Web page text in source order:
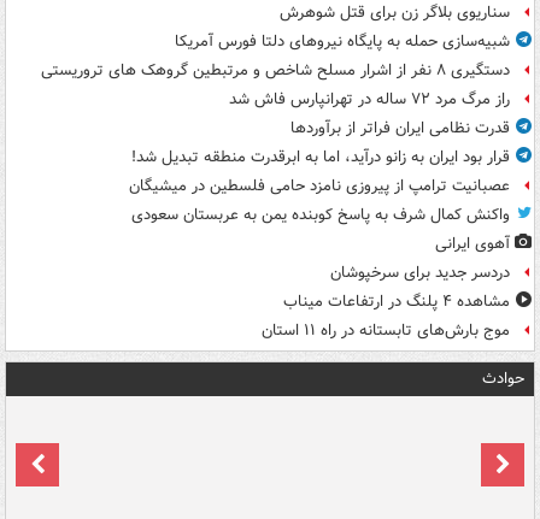
سناریوی بلاگر زن برای قتل شوهرش
شبیه‌سازی حمله به پایگاه نیروهای دلتا فورس آمریکا
دستگیری ۸ نفر از اشرار مسلح شاخص و مرتبطین گروهک های تروریستی
راز مرگ مرد ۷۲ ساله در تهرانپارس فاش شد
قدرت نظامی ایران فراتر از برآوردها
قرار بود ایران به زانو درآید، اما به ابرقدرت منطقه تبدیل شد!
عصبانیت ترامپ از پیروزی نامزد حامی فلسطین در میشیگان
واکنش کمال شرف به پاسخ کوبنده یمن به عربستان سعودی
آهوی ایرانی
دردسر جدید برای سرخپوشان
مشاهده ۴ پلنگ در ارتفاعات میناب
موج بارش‌های تابستانه در راه ۱۱ استان
حوادث